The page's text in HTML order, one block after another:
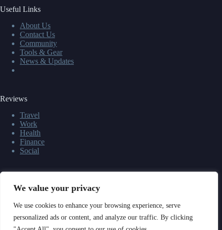
We value your privacy
We use cookies to enhance your browsing experience, serve
personalized ads or content, and analyze our traffic. By clicking
Useful Links
About Us
Contact Us
Community
Tools & Gear
News & Updates
Reviews
Travel
Work
Health
Finance
Social